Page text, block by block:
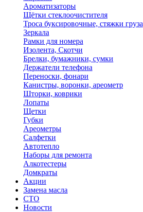
Ароматизаторы
Щётки стеклоочистителя
Троса буксировочные, стяжки груза
Зеркала
Рамки для номера
Изолента, Скотчи
Брелки, бумажники, сумки
Держатели телефона
Переноски, фонари
Канистры, воронки, ареометр
Шторки, коврики
Лопаты
Щетки
Губки
Ареометры
Салфетки
Автотепло
Наборы для ремонта
Алкотестеры
Домкраты
Акции
Замена масла
СТО
Новости